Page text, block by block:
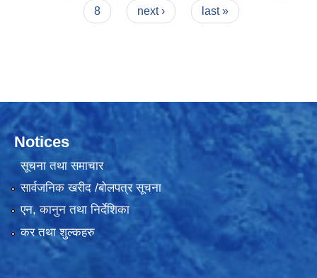
8
next › last »
Notices
सूचना तथा समाचार
सार्वजनिक खरीद /बोलपत्र सूचना
एन, कानुन तथा निर्देशिका
कर तथा शुल्कहरु